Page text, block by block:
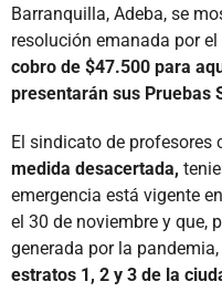
Barranquilla, Adeba, se
resolución emanada por
cobro de $47.500 para
presentarán sus Pruebas
El sindicato de profesores
medida desacertada,
emergencia está vigente
el 30 de noviembre y que,
generada por la pandemia,
estratos 1, 2 y 3 de la